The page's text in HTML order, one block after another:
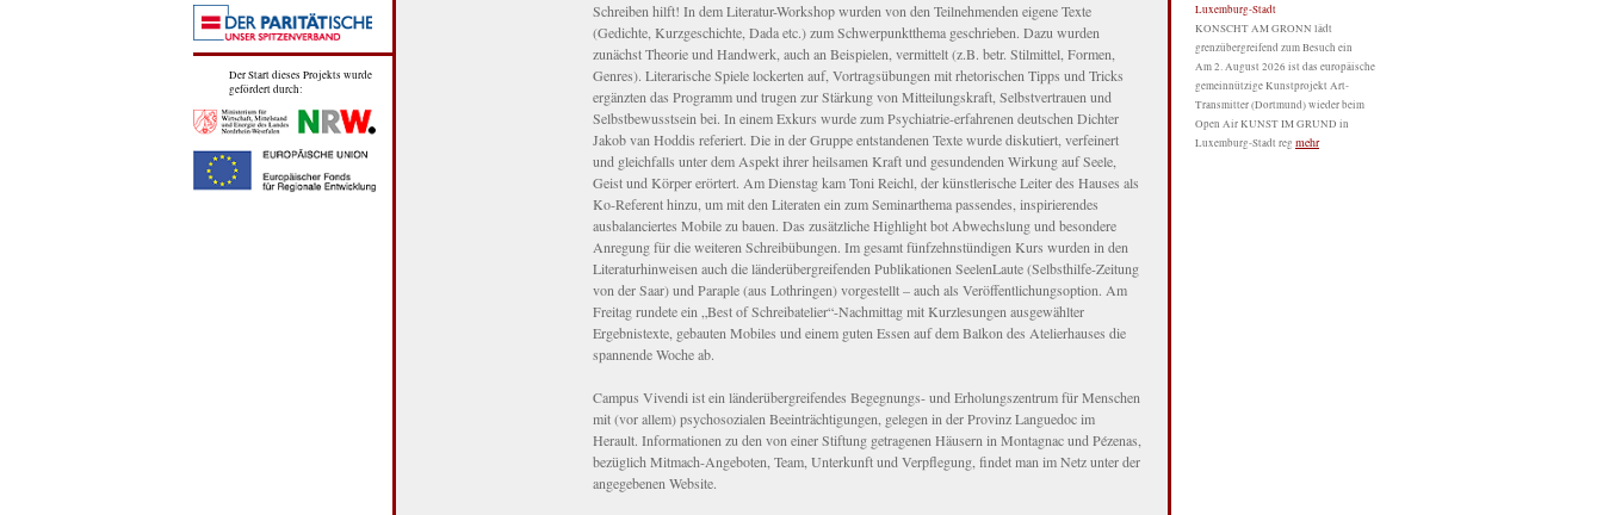
Der Start dieses Projekts wurde
gefördert durch:
Schreiben hilft! In dem Literatur-Workshop wurden von den Teilnehmenden eigene Texte
(Gedichte, Kurzgeschichte, Dada etc.) zum Schwerpunktthema geschrieben. Dazu wurden
zunächst Theorie und Handwerk, auch an Beispielen, vermittelt (z.B. betr. Stilmittel, Formen,
Genres). Literarische Spiele lockerten auf, Vortragsübungen mit rhetorischen Tipps und Tricks
ergänzten das Programm und trugen zur Stärkung von Mitteilungskraft, Selbstvertrauen und
Selbstbewusstsein bei. In einem Exkurs wurde zum Psychiatrie-erfahrenen deutschen Dichter
Jakob van Hoddis referiert. Die in der Gruppe entstandenen Texte wurde diskutiert, verfeinert
und gleichfalls unter dem Aspekt ihrer heilsamen Kraft und gesundenden Wirkung auf Seele,
Geist und Körper erörtert. Am Dienstag kam Toni Reichl, der künstlerische Leiter des Hauses als
Ko-Referent hinzu, um mit den Literaten ein zum Seminarthema passendes, inspirierendes
ausbalanciertes Mobile zu bauen. Das zusätzliche Highlight bot Abwechslung und besondere
Anregung für die weiteren Schreibübungen. Im gesamt fünfzehnstündigen Kurs wurden in den
Literaturhinweisen auch die länderübergreifenden Publikationen SeelenLaute (Selbsthilfe-Zeitung
von der Saar) und Paraple (aus Lothringen) vorgestellt – auch als Veröffentlichungsoption. Am
Freitag rundete ein „Best of Schreibatelier“-Nachmittag mit Kurzlesungen ausgewählter
Ergebnistexte, gebauten Mobiles und einem guten Essen auf dem Balkon des Atelierhauses die
spannende Woche ab.
Campus Vivendi ist ein länderübergreifendes Begegnungs- und Erholungszentrum für Menschen
mit (vor allem) psychosozialen Beeinträchtigungen, gelegen in der Provinz Languedoc im
Herault. Informationen zu den von einer Stiftung getragenen Häusern in Montagnac und Pézenas,
bezüglich Mitmach-Angeboten, Team, Unterkunft und Verpflegung, findet man im Netz unter der
angegebenen Website.
Luxemburg-Stadt
KONSCHT AM GRONN lädt
grenzübergreifend zum Besuch ein
Am 2. August 2026 ist das europäische
gemeinnützige Kunstprojekt Art-
Transmitter (Dortmund) wieder beim
Open Air KUNST IM GRUND in
Luxemburg-Stadt reg mehr